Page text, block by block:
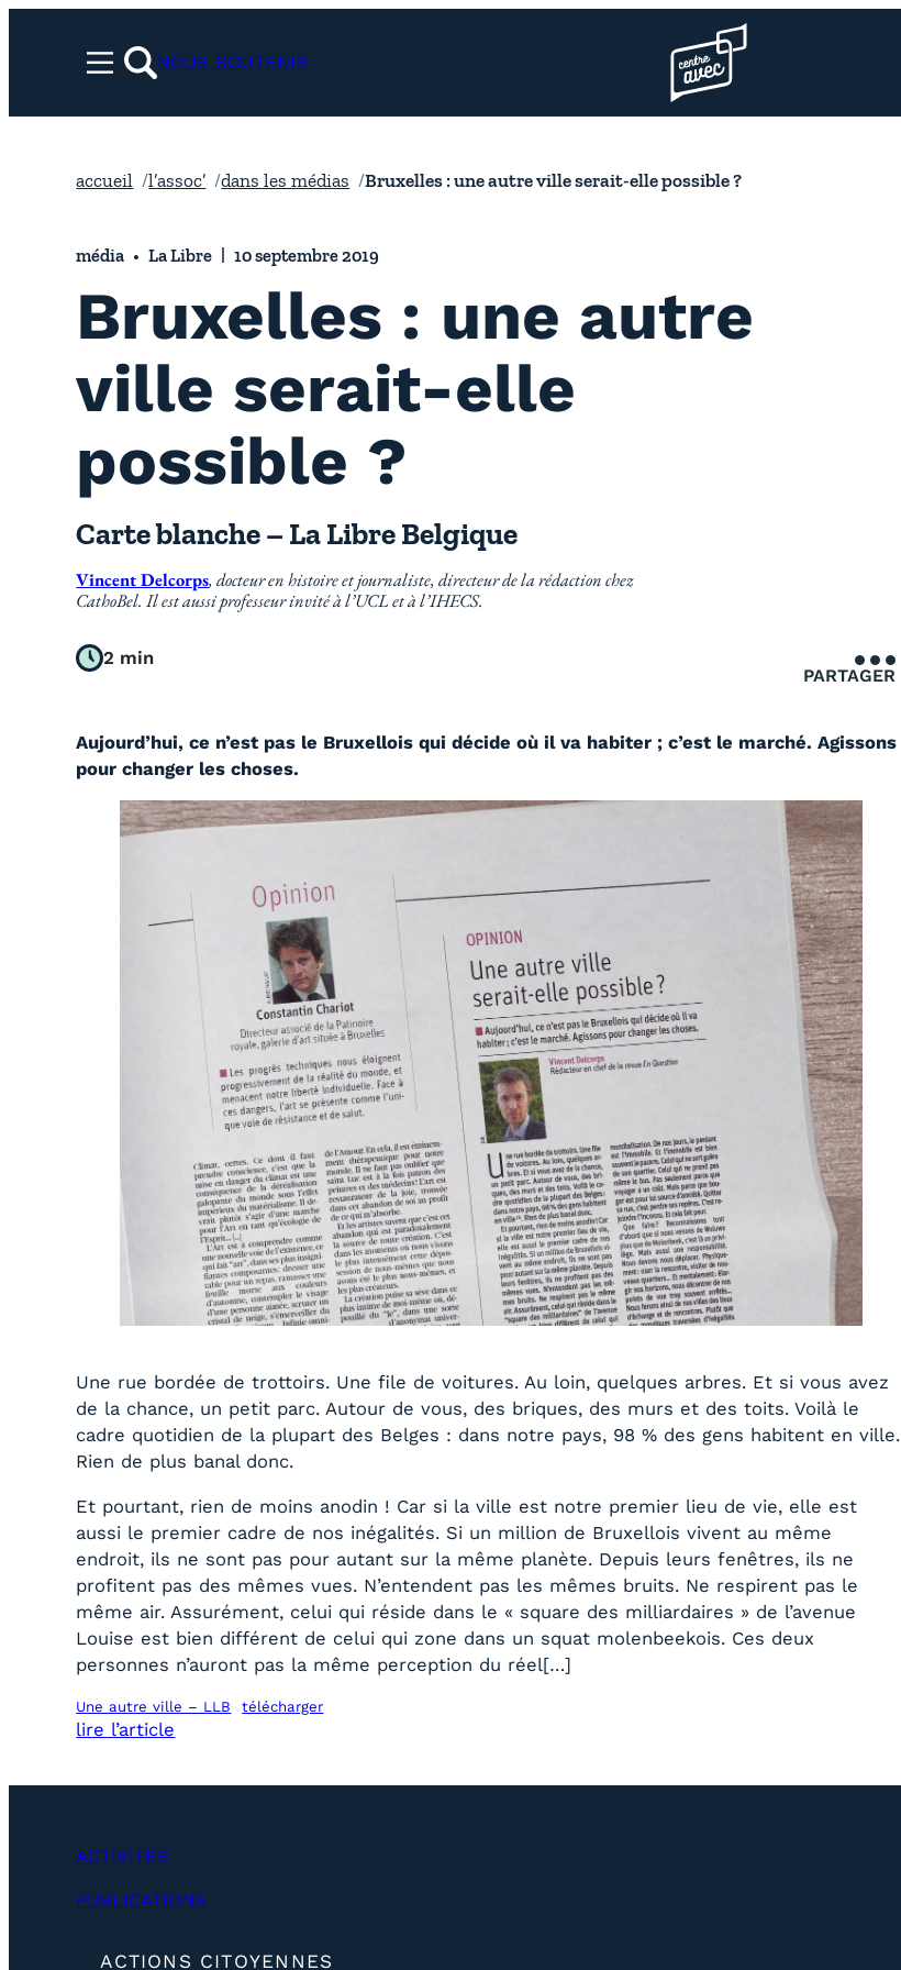
Menurechercher
NOUS SOUTENIR
Page d’accueil l’association
accueil l’assoc’ dans les médias Bruxelles : une autre ville serait-elle possible ?
média La Libre 10 septembre 2019
Bruxelles : une autre
ville serait-elle
possible ?
Carte blanche – La Libre Belgique
Vincent Delcorps, docteur en histoire et journaliste, directeur de la rédaction chez
CathoBel. Il est aussi professeur invité à l’UCL et à l’IHECS.
2 min
PARTAGER
Aujourd’hui, ce n’est pas le Bruxellois qui décide où il va habiter ; c’est le marché. Agissons
pour changer les choses.
Une rue bordée de trottoirs. Une file de voitures. Au loin, quelques arbres. Et si vous avez
de la chance, un petit parc. Autour de vous, des briques, des murs et des toits. Voilà le
cadre quotidien de la plupart des Belges : dans notre pays, 98 % des gens habitent en ville.
Rien de plus banal donc.
Et pourtant, rien de moins anodin ! Car si la ville est notre premier lieu de vie, elle est
aussi le premier cadre de nos inégalités. Si un million de Bruxellois vivent au même
endroit, ils ne sont pas pour autant sur la même planète. Depuis leurs fenêtres, ils ne
profitent pas des mêmes vues. N’entendent pas les mêmes bruits. Ne respirent pas le
même air. Assurément, celui qui réside dans le « square des milliardaires » de l’avenue
Louise est bien différent de celui qui zone dans un squat molenbeekois. Ces deux
personnes n’auront pas la même perception du réel[…]
Une autre ville – LLB télécharger
lire l’article
ACTIVITÉS
PUBLICATIONS
ACTIONS CITOYENNES